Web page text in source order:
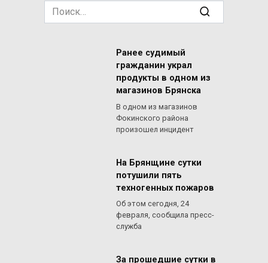
Search
for:
Ранее судимый
гражданин украл
продукты в одном из
магазинов Брянска
В одном из магазинов
Фокинского района
произошел инцидент
На Брянщине сутки
потушили пять
техногенных пожаров
Об этом сегодня, 24
февраля, сообщила пресс-
служба
За прошедшие сутки в